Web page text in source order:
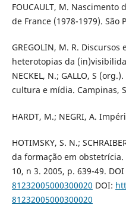
FOUCAULT, M.
de France (1978-1979). São
GREGOLIN, M. R.
heterotopias da
NECKEL, N.; GALLO, S
cultura e mídia. Campinas,
HARDT, M.; NEGRI, A.
HOTIMSKY, S. N.;
da formação em obstetrícia.
10, n 3. 2005, p. 639-49. DOI
81232005000300020 DOI:
81232005000300020